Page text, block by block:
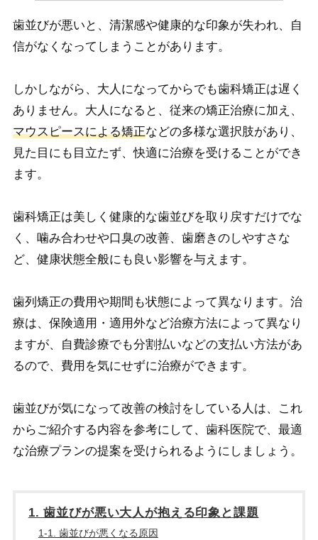
歯並びが悪いと、清潔感や健康的な印象が失われ、自
信がなくなってしまうことがあります。
しかしながら、大人になってからでも歯科矯正は遅く
ありません。大人になると、従来の矯正治療に加え、
マウスピースによる矯正などの多様な選択肢があり、
見た目にも目立たず、快適に治療を受けることができ
ます。
歯科矯正は美しく健康的な歯並びを取り戻すだけでな
く、噛み合わせや口臭の改善、歯磨きのしやすさな
ど、健康状態全般にも良い影響を与えます。
歯列矯正の費用や期間も状態によって異なります。治
療は、保険適用・適用外など治療方法によって異なり
ますが、自費診療でも分割払いなどの支払い方法があ
るので、費用を気にせずに治療ができます。
歯並びが気になって改善の検討をしている人は、これ
からご紹介する内容を参考にして、歯科医院で、最適
な治療プランの提案を受けられるようにしましょう。
1. 歯並びが悪い大人が抱える印象と課題
1-1. 歯並びが悪くなる原因